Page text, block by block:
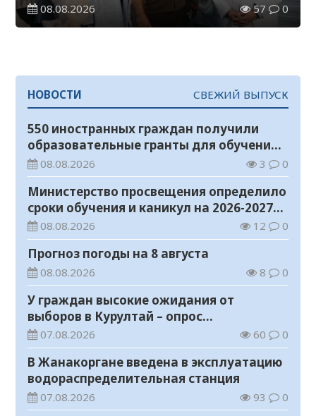
08.08.2026 57 0
НОВОСТИ СВЕЖИЙ ВЫПУСК
550 иностранных граждан получили
образовательные гранты для обучения в
Казахстане
08.08.2026 3 0
Министерство просвещения определило
сроки обучения и каникул на 2026-2027
учебный год
08.08.2026 12 0
Прогноз погоды на 8 августа
08.08.2026 8 0
У граждан высокие ожидания от
выборов в Курултай – опрос
общественного мнения
07.08.2026 60 0
В Жанакоргане введена в эксплуатацию
водораспределительная станция
07.08.2026 93 0